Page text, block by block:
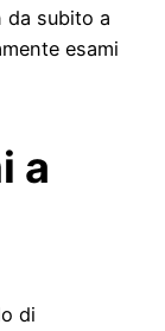
da subito a
esami
a
di